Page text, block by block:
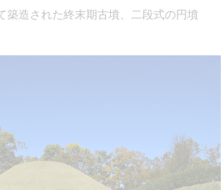
築造された終末期古墳、二段式の円墳